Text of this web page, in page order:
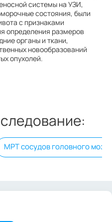
системы на УЗИ,
состояния, были
с признаками
определения размеров
органы и ткани,
новообразований
опухолей.
МРТ сосудов головного